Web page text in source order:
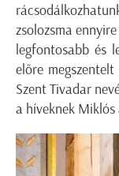
zsolozsma
legfontosabb és
előre
Szent Tivadar
a híveknek Miklós